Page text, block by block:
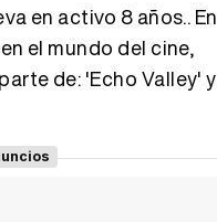
Tráiler 'Vida perra' (2026)
en activo 8 años.. En
el mundo del cine,
de: 'Echo Valley' y